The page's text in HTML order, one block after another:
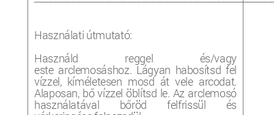
Használati útmutató:
Használd reggel és/vagy
este arclemosáshoz. Lágyan habosítsd fel
vízzel, kíméletesen mosd át vele arcodat.
Alaposan, bő vízzel öblítsd le. Az arclemosó
használatával bőröd felfrissül és